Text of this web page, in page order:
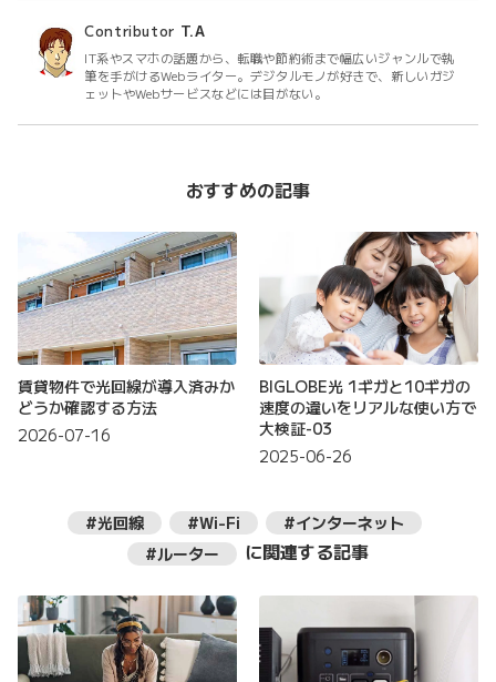
Contributor T.A
IT系やスマホの話題から、転職や節約術まで幅広いジャンルで執
筆を手がけるWebライター。デジタルモノが好きで、新しいガジ
ェットやWebサービスなどには目がない。
おすすめの記事
賃貸物件で光回線が導入済みか
どうか確認する方法
2026-07-16
BIGLOBE光 1ギガと10ギガの
速度の違いをリアルな使い方で
大検証-03
2025-06-26
#光回線 #Wi-Fi
#インターネット
#ルーター
に関連する記事